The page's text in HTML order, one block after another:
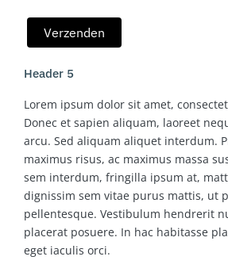
Verzenden
Header 5
Lorem ipsum dolor sit amet,
Donec et sapien aliquam, laoreet
arcu. Sed aliquam aliquet interdum.
maximus risus, ac maximus massa
sem interdum, fringilla ipsum at,
dignissim sem vitae purus mattis, ut
pellentesque. Vestibulum hendrerit
placerat posuere. In hac habitasse
eget iaculis orci.